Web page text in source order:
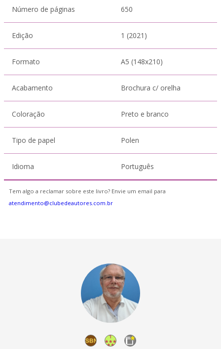
Número de páginas 650
Edição 1 (2021)
Formato A5 (148x210)
Acabamento Brochura c/ orelha
Coloração Preto e branco
Tipo de papel Polen
Idioma Português
Tem algo a reclamar sobre este livro? Envie um email para
atendimento@clubedeautores.com.br